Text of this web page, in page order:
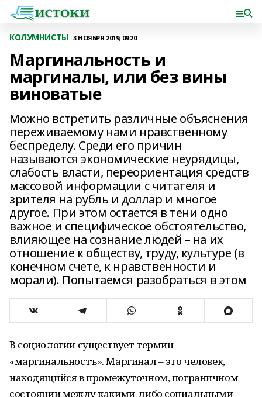
КОЛУМНИСТЫ 3 НОЯБРЯ 2019, 09:20
Маргинальность и
маргиналы, или без вины
виноватые
Можно встретить различные объяснения
переживаемому нами нравственному
беспределу. Среди его причин
называются экономические неурядицы,
слабость власти, переориентация средств
массовой информации с читателя и
зрителя на рубль и доллар и многое
другое. При этом остается в тени одно
важное и специфическое обстоятельство,
влияющее на сознание людей – на их
отношение к обществу, труду, культуре (в
конечном счете, к нравственности и
морали). Попытаемся разобраться в этом
В социологии существует термин
«маргинальностъ». Маргинал – это человек,
находящийся в промежуточном, пограничном
состоянии между какими-либо социальными